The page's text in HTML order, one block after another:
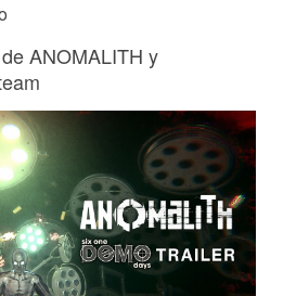
ANOMALITH y